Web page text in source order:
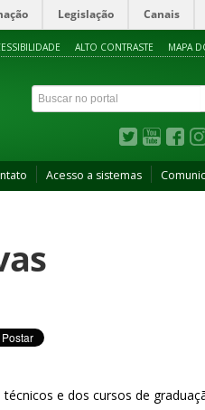
Legislação Canais
ALTO CONTRASTE MAPA
Acesso a sistemas
e dos cursos de